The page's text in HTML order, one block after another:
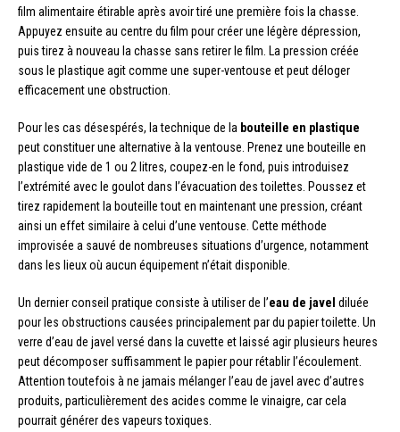
film alimentaire étirable après avoir tiré une première fois la chasse.
Appuyez ensuite au centre du film pour créer une légère dépression,
puis tirez à nouveau la chasse sans retirer le film. La pression créée
sous le plastique agit comme une super-ventouse et peut déloger
efficacement une obstruction.
Pour les cas désespérés, la technique de la bouteille en plastique
peut constituer une alternative à la ventouse. Prenez une bouteille en
plastique vide de 1 ou 2 litres, coupez-en le fond, puis introduisez
l’extrémité avec le goulot dans l’évacuation des toilettes. Poussez et
tirez rapidement la bouteille tout en maintenant une pression, créant
ainsi un effet similaire à celui d’une ventouse. Cette méthode
improvisée a sauvé de nombreuses situations d’urgence, notamment
dans les lieux où aucun équipement n’était disponible.
Un dernier conseil pratique consiste à utiliser de l’eau de javel diluée
pour les obstructions causées principalement par du papier toilette. Un
verre d’eau de javel versé dans la cuvette et laissé agir plusieurs heures
peut décomposer suffisamment le papier pour rétablir l’écoulement.
Attention toutefois à ne jamais mélanger l’eau de javel avec d’autres
produits, particulièrement des acides comme le vinaigre, car cela
pourrait générer des vapeurs toxiques.